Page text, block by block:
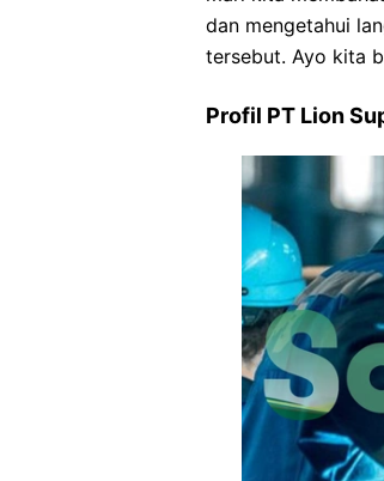
dan mengetahui
tersebut. Ayo kita
Profil PT Lion